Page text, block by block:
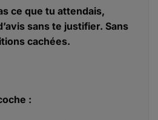
ce que tu attendais,
sans te justifier. Sans
cachées.
: